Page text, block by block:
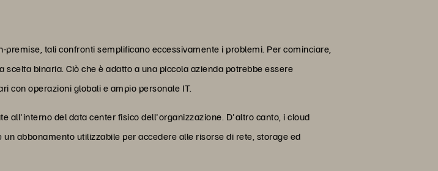
tali confronti semplificano eccessivamente i problemi. Per cominciare,
binaria. Ciò che è adatto a una piccola azienda potrebbe essere
con operazioni globali e ampio personale IT.
all'interno del data center fisico dell'organizzazione. D'altro canto, i cloud
abbonamento utilizzabile per accedere alle risorse di rete, storage ed